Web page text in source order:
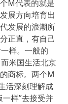
M代表的就是
展方向培育出
发展的浪潮所
正直，有自己
样。一般的
米国生活北京
商标。两个M
活深刻理解成
样”去接受并